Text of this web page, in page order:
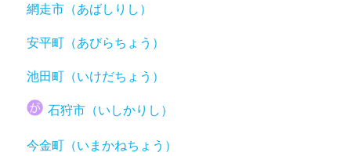
網走市（あばしりし）
安平町（あびらちょう）
池田町（いけだちょう）
石狩市（いしかりし）
今金町（いまかねちょう）